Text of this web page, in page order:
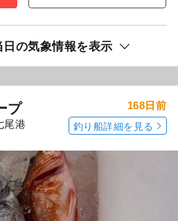
日の気象情報を表示
プ
尾港
168日前
釣り船詳細を見る